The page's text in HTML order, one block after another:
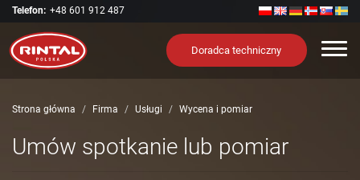
Telefon: +48 601 912 487
Doradca techniczny
Strona główna Firma Usługi Wycena i pomiar
Umów spotkanie lub pomiar